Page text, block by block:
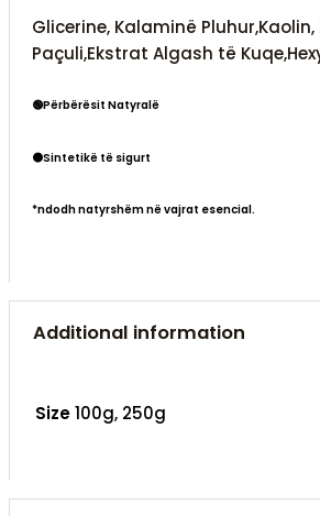
Glicerine, Kalaminë Pluhur,Kaolin,
Paçuli,Ekstrat Algash të Kuqe,
🟢Përbërësit Natyralë
⚫Sintetikë të sigurt
*ndodh natyrshëm në vajrat esencial.
Additional information
Size 100g, 250g